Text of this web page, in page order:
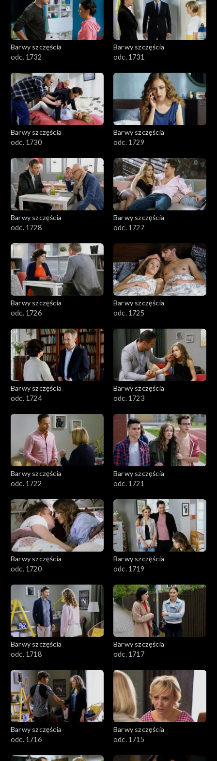
Barwy szczęścia
odc. 1732
Barwy szczęścia
odc. 1731
Barwy szczęścia
odc. 1730
Barwy szczęścia
odc. 1729
Barwy szczęścia
odc. 1728
Barwy szczęścia
odc. 1727
Barwy szczęścia
odc. 1726
Barwy szczęścia
odc. 1725
Barwy szczęścia
odc. 1724
Barwy szczęścia
odc. 1723
Barwy szczęścia
odc. 1722
Barwy szczęścia
odc. 1721
Barwy szczęścia
odc. 1720
Barwy szczęścia
odc. 1719
Barwy szczęścia
odc. 1718
Barwy szczęścia
odc. 1717
Barwy szczęścia
odc. 1716
Barwy szczęścia
odc. 1715